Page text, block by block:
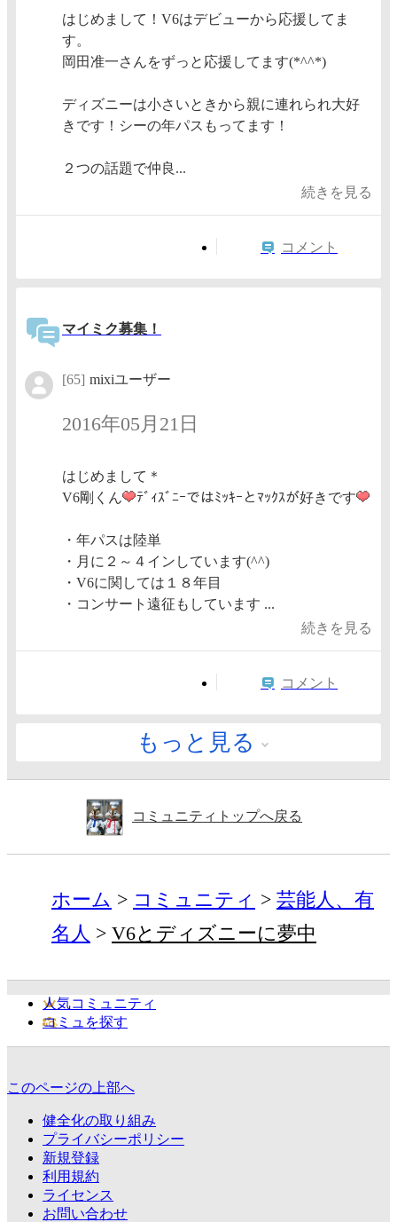
はじめまして！V6はデビューから応援してま
す。
岡田准一さんをずっと応援してます(*^^*)
ディズニーは小さいときから親に連れられ大好
きです！シーの年パスもってます！
２つの話題で仲良...
続きを見る
コメント
マイミク募集！
[65] mixiユーザー
2016年05月21日
はじめまして＊
V6剛くん
ﾃﾞｨｽﾞﾆｰではﾐｯｷｰとﾏｯｸｽが好きです
・年パスは陸単
・月に２～４インしています(^^)
・V6に関しては１８年目
・コンサート遠征もしています ...
続きを見る
コメント
もっと見る
コミュニティトップへ戻る
ホーム コミュニティ
芸能人、有
名人
V6とディズニーに夢中
人気コミュニティ
コミュを探す
このページの上部へ
健全化の取り組み
プライバシーポリシー
新規登録
利用規約
ライセンス
お問い合わせ